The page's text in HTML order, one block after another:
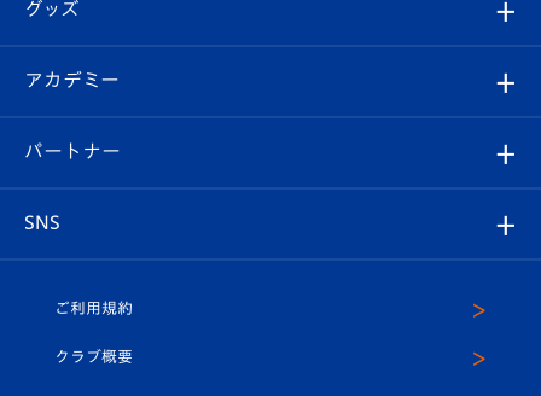
チケット
イベント
メディア
ホームタウン
スタッフプロフィール
マスコット紹介
Revive Team
ヴィヴィくんの長崎おもてなしガイド
フォトギャラリー
スタジアムグルメ
V-LOVERS（ファンクラブ）
プレイヤーズスイート
グッズ
オンラインショップ
店舗情報
アカデミー
育成からのお知らせ
U-18
パートナー
SNS
ヴィヴィくんインスタグラム
ご利用規約
クラブ概要